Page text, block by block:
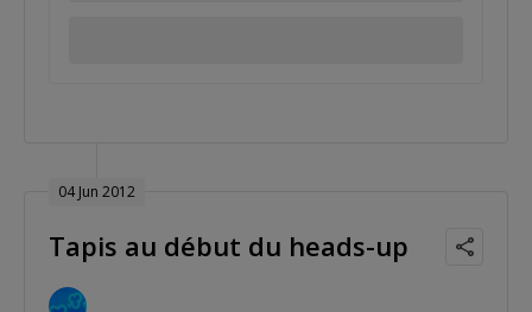
04 Jun 2012
Tapis au début du heads-up